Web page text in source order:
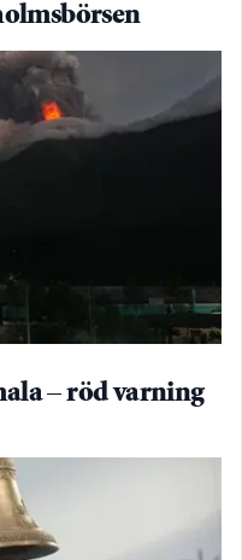
– röd varning